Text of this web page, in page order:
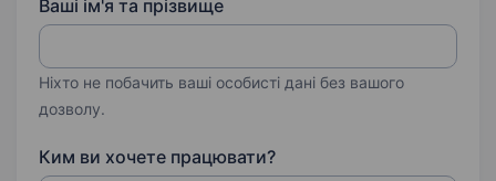
Ваші ім'я та прізвище
Ніхто не побачить ваші особисті дані без вашого
дозволу.
Ким ви хочете працювати?